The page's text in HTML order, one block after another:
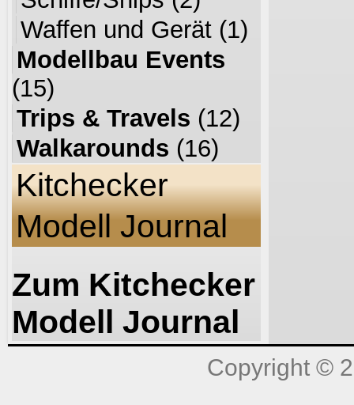
Waffen und Gerät (1)
Modellbau Events
(15)
Trips & Travels (12)
Walkarounds (16)
Kitchecker
Modell Journal
Zum Kitchecker
Modell Journal
Copyright ©